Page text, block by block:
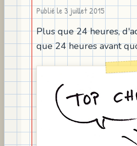
Publié le 3 juillet 2015
Plus que 24 heures,
que 24 heures avant